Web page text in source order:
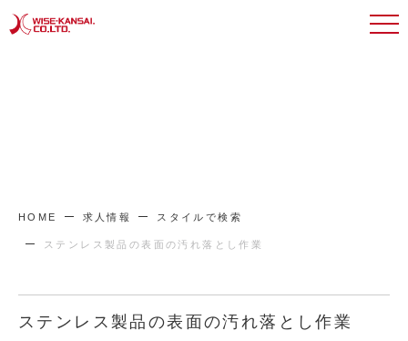
HOME 求人情報 スタイルで検索
ステンレス製品の表面の汚れ落とし作業
ステンレス製品の表面の汚れ落とし作業